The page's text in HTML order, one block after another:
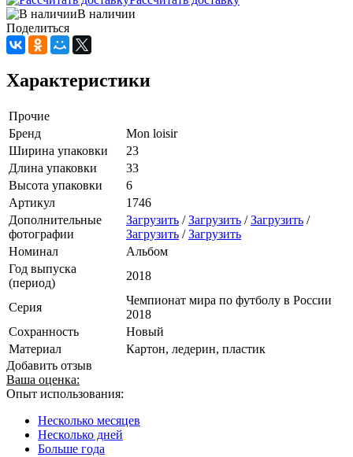
В наличии
Поделиться
Характеристики
Прочие
Бренд
Mon loisir
Ширина упаковки
23
Длина упаковки
33
Высота упаковки
6
Артикул
1746
Дополнительные
фотографии
Загрузить /Загрузить /Загрузить /
Загрузить /Загрузить
Номинал
Альбом
Год выпуска
(период)
2018
Серия
Чемпионат мира по футболу в России
2018
Сохранность
Новый
Материал
Картон, ледерин, пластик
Добавить отзыв
Ваша оценка:
Опыт использования:
Несколько месяцев
Несколько дней
Больше года